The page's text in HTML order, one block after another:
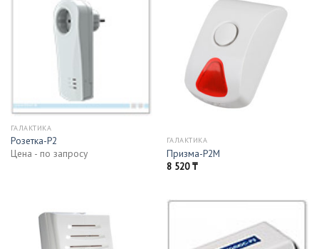
ГАЛАКТИКА
Розетка-Р2
Цена - по запросу
ГАЛАКТИКА
Призма-Р2М
8 520₸